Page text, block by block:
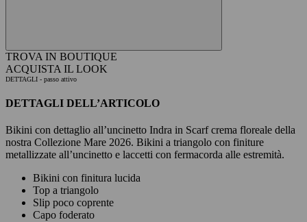
TROVA IN BOUTIQUE
ACQUISTA IL LOOK
DETTAGLI - passo attivo
DETTAGLI DELL’ARTICOLO
Bikini con dettaglio all’uncinetto Indra in Scarf crema floreale della
nostra Collezione Mare 2026. Bikini a triangolo con finiture
metallizzate all’uncinetto e laccetti con fermacorda alle estremità.
Bikini con finitura lucida
Top a triangolo
Slip poco coprente
Capo foderato